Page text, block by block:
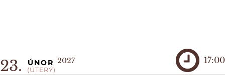
23. ÚNOR
(ÚTERÝ)
2027 17:00